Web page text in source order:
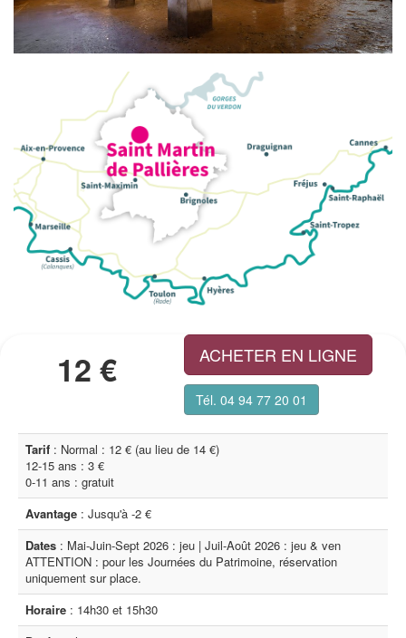
12 € ACHETER EN LIGNE
Tél. 04 94 77 20 01
Tarif : Normal : 12 € (au lieu de 14 €)
12-15 ans : 3 €
0-11 ans : gratuit
Avantage : Jusqu'à -2 €
Dates : Mai-Juin-Sept 2026 : jeu | Juil-Août 2026 : jeu & ven
ATTENTION : pour les Journées du Patrimoine, réservation
uniquement sur place.
Horaire : 14h30 et 15h30